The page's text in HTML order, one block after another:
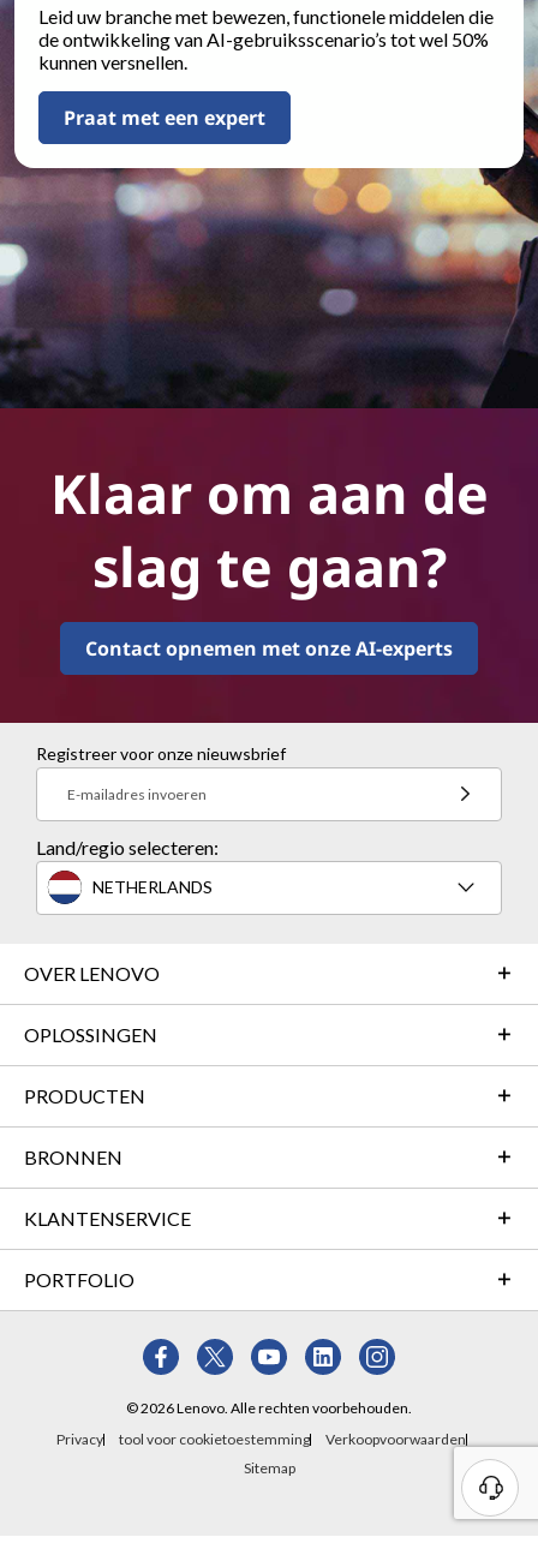
Leid uw branche met bewezen, functionele middelen die
de ontwikkeling van AI-gebruiksscenario’s tot wel 50%
kunnen versnellen.
Praat met een expert
Klaar om aan de
slag te gaan?
Contact opnemen met onze AI-experts
Registreer voor onze nieuwsbrief
E-mailadres invoeren
Land/regio selecteren:
NETHERLANDS
OVER LENOVO
OPLOSSINGEN
PRODUCTEN
BRONNEN
KLANTENSERVICE
PORTFOLIO
© 2026 Lenovo. Alle rechten voorbehouden.
Privacy
tool voor cookietoestemming
Verkoopvoorwaarden
Sitemap